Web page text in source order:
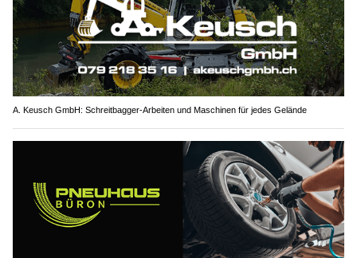
A. Keusch GmbH: Schreitbagger-Arbeiten und Maschinen für jedes Gelände